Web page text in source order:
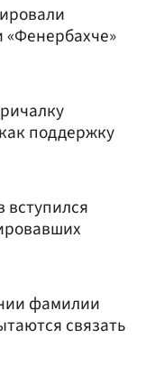
поддержку
фамилии
связать